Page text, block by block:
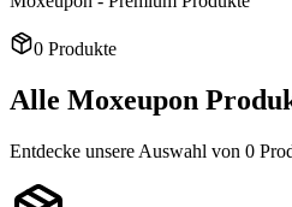
0 Produkte
Alle Moxeupon
Entdecke unsere Auswahl von 0